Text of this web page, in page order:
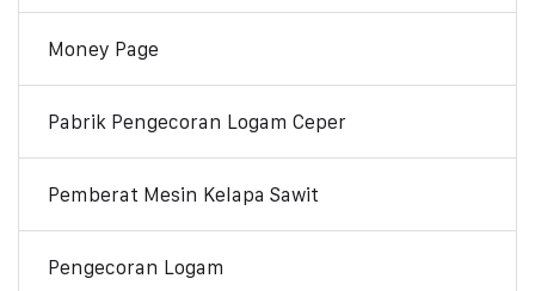
Money Page
Pabrik Pengecoran Logam Ceper
Pemberat Mesin Kelapa Sawit
Pengecoran Logam